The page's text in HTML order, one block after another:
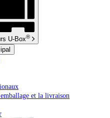
U-Box®
et la livraison